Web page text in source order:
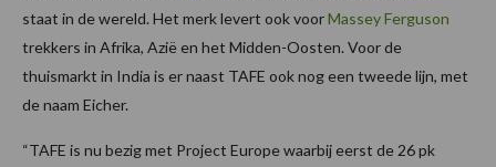
staat in de wereld. Het merk levert ook voorMassey Ferguson
trekkers in Afrika, Azië en het Midden-Oosten. Voor de
thuismarkt in India is er naast TAFE ook nog een tweede lijn, met
de naam Eicher.
“TAFE is nu bezig met Project Europe waarbij eerst de 26 pk